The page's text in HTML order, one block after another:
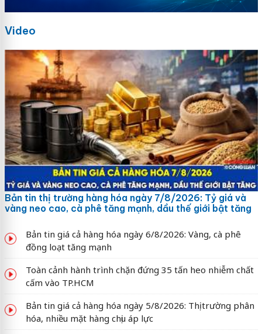
Video
Bản tin thị trường hàng hóa ngày 7/8/2026: Tỷ giá và
vàng neo cao, cà phê tăng mạnh, dầu thế giới bật tăng
Bản tin giá cả hàng hóa ngày 6/8/2026: Vàng, cà phê
đồng loạt tăng mạnh
Toàn cảnh hành trình chặn đứng 35 tấn heo nhiễm chất
cấm vào TP.HCM
Bản tin giá cả hàng hóa ngày 5/8/2026: Thị trường phân
hóa, nhiều mặt hàng chịu áp lực